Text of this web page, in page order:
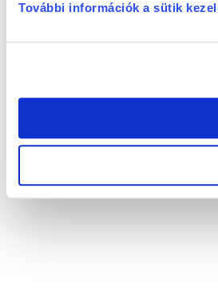
További információk a sütik